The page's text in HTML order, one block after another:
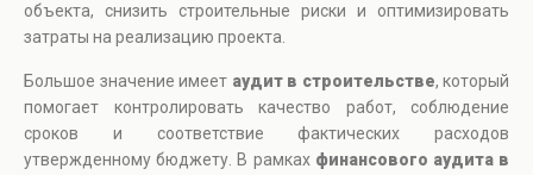
объекта, снизить строительные риски и оптимизировать
затраты на реализацию проекта.
Большое значение имеет аудит в строительстве, который
помогает контролировать качество работ, соблюдение
сроков и соответствие фактических расходов
утвержденному бюджету. В рамках финансового аудита в